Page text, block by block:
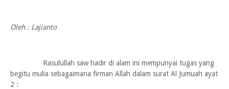
Oleh : Lajianto
Rasulullah saw hadir di alam ini mempunyai tugas yang
begitu mulia sebagaimana firman Allah dalam surat Al Jumuah ayat
2 :